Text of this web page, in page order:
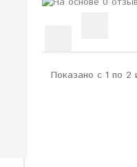
Показано с 1 по 2